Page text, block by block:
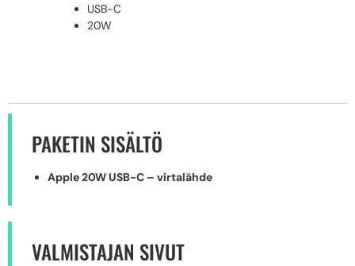
USB-C
20W
PAKETIN SISÄLTÖ
Apple 20W USB-C – virta­lähde
VALMISTAJAN SIVUT